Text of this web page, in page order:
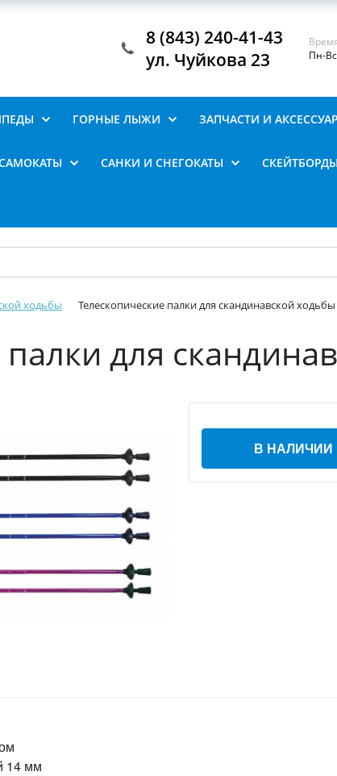
8 (843) 240-41-43
ул. Чуйкова 23
Пн-
ГОРНЫЕ ЛЫЖИ ЗАПЧАСТИ И
САНКИ И СНЕГОКАТЫ
ходьбы Телескопические палки для скандинавской ходьбы
для
В НАЛИЧИИ
14 мм